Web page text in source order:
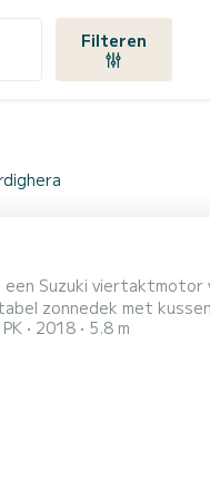
Filteren
Suzuki viertaktmotor
douche, een handig
en middellange afstanden. Uitstekende
2018 5.8 m